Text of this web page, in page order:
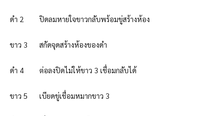
ดำ 2 ปิดลมหายใจขาวกลับพร้อมขู่สร้างห้อง
ขาว 3 สกัดจุดสร้างห้องของดำ
ดำ 4 ต่อลงปิดไม่ให้ขาว 3 เชื่อมกลับได้
ขาว 5 เบียดขู่เชื่อมหมากขาว 3